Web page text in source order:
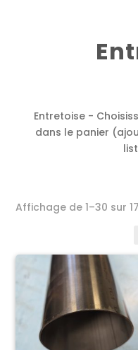
Entretoise -
dans le panier
Affichage de 1–30 sur